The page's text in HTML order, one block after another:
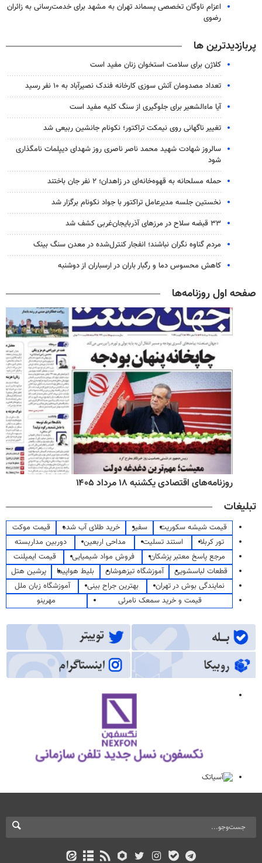
اعزام ناوگان تخصصی پسماند تهران به مشهد برای خدمت‌رسانی به زائران
رضوی
پربازدیدترین ها
کلاژن برای سلامت استخوان زنان مفید است
تعداد مصدومان آتش سوزی کارخانه فندک نصیرآباد به ۱۰ نفر رسید
آیا ماءالشعیر برای جلوگیری از سنگ کلیه مفید است
تغییر ناگهانی روی نیمکت تراکتور؛ نکونام جانشین ربیعی شد
سالروز شهادت شهید محمد ناصر ناصری روز شهدای دیپلمات نامگذاری
شود
حمله مسلحانه به قهوه‌خانه‌ای در زاهدان؛ ۲ نفر جان باختند
نخستین جلسه مدیرعامل تراکتور با جواد نکونام برگزار شد
۳۳ قبضه سلاح در مرزهای آذربایجان‌غربی کشف شد
مردم گناوه نگران نباشند؛ انفجار کنترل‌شده در معدن سنگ بینک
کاهش محسوس دما و رگبار باران در ارسباران از دوشنبه
صفحه اول روزنامه‌ها
روزنامه‌های صبح یکشنبه ۱۸ مرداد ۱۴۰۵
تبلیغات
قیمت شیشه سکوریت سفیر خرید طلای آب شده
قیمت موکت
تور کربلا
استند تسلیت مداحی اربعین
دوربین مداربسته
مرجع پاسخ معتبر پزشکان
فروش مواد شیمیایی
قیمت ایمپلنت
قطعات لباسشویی
آموزشگاه تیزهوشان بلیط هواپیما
پرشین هتل
نمایندگی بوش در تهران
بهترین جراح بینی
آموزشگاه زبان ملل
قیمت و خرید سمعک نامرئی
مهرینو